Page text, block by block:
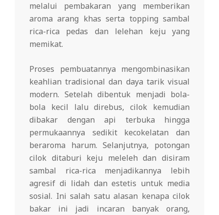
melalui pembakaran yang memberikan
aroma arang khas serta topping sambal
rica-rica pedas dan lelehan keju yang
memikat⁣.
Proses pembuatannya mengombinasikan
keahlian tradisional dan daya tarik visual
modern. Setelah dibentuk menjadi bola-
bola kecil lalu direbus, cilok kemudian
dibakar dengan api terbuka hingga
permukaannya sedikit kecokelatan dan
beraroma harum. Selanjutnya, potongan
cilok ditaburi keju meleleh dan disiram
sambal rica-rica menjadikannya lebih
agresif di lidah dan estetis untuk media
sosial. Ini salah satu alasan kenapa cilok
bakar ini jadi incaran banyak orang,